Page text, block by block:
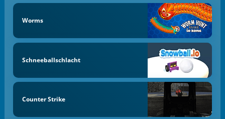
Worms
Schneeballschlacht
Counter Strike